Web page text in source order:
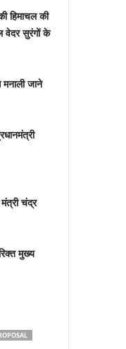
हिमाचल की
वेदर सुरंगों के
जाने
चंद्र
मुख्य